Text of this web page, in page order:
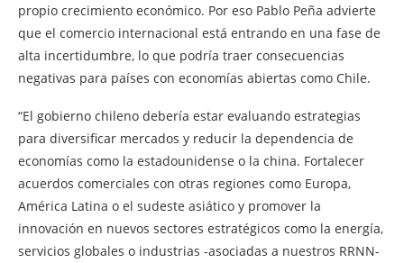
propio crecimiento económico. Por eso Pablo Peña advierte
que el comercio internacional está entrando en una fase de
alta incertidumbre, lo que podría traer consecuencias
negativas para países con economías abiertas como Chile.
“El gobierno chileno debería estar evaluando estrategias
para diversificar mercados y reducir la dependencia de
economías como la estadounidense o la china. Fortalecer
acuerdos comerciales con otras regiones como Europa,
América Latina o el sudeste asiático y promover la
innovación en nuevos sectores estratégicos como la energía,
servicios globales o industrias -asociadas a nuestros RRNN-